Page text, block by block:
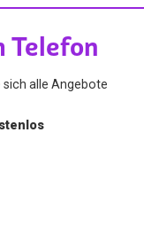
Telefon
sich alle Angebote